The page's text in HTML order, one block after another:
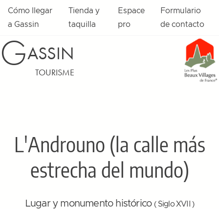
Cómo llegar
a Gassin
Tienda y
taquilla
Espace
pro
Formulario
de contacto
GASSIN
TOURISME
L'Androuno (la calle más
estrecha del mundo)
Lugar y monumento histórico ( Siglo XVII )